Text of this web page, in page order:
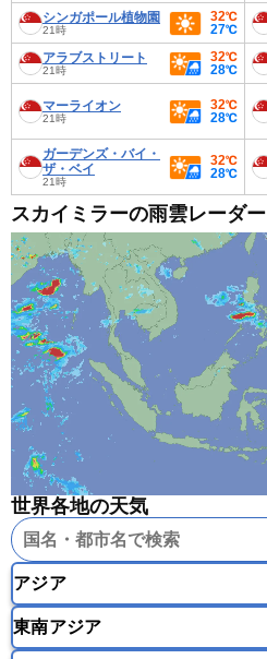
シンガポール植物園
21時
32℃
27℃
アラブストリート
21時
32℃
28℃
マーライオン
21時
32℃
28℃
ガーデンズ・バイ・
ザ・ベイ
21時
32℃
28℃
スカイミラーの雨雲レーダー
世界各地の天気
アジア
韓国
東南アジア